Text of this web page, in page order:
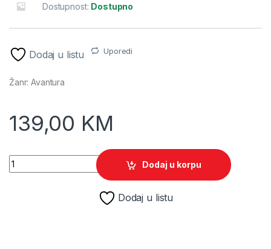
Dostupnost: Dostupno
Dodaj u listu Uporedi
Žanr: Avantura
139,00 KM
Super Mario Party /Switch quantity
Dodaj u korpu
Dodaj u listu